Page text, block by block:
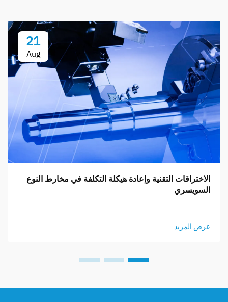
21
Aug
الاختراقات التقنية وإعادة هيكلة التكلفة في مخارط النوع
السويسري
عرض المزيد